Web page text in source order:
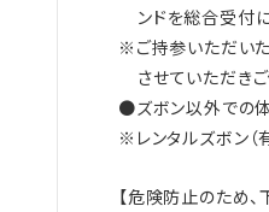
ンドを総合受付
※ご持参いただいた
させていただき
●ズボン以外での
※レンタルズボン（
【危険防止のため